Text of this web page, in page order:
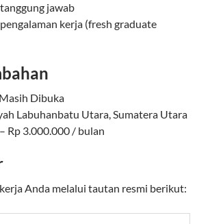
jawab
kerja (fresh graduate
Masih Dibuka
Labuhanbatu Utara, Sumatera Utara
Rp 3.000.000 / bulan
Anda melalui tautan resmi berikut: